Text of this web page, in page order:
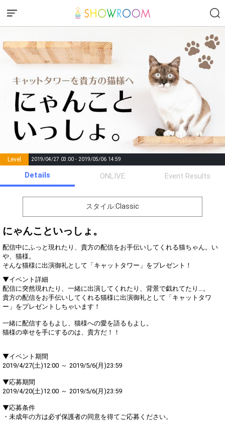
Level 2019/04/27 03:00 - 2019/05/06 14:59
Points List of Goal
number of
positions
Rema
Event Begins!
猫が大好きなあのおやつ獲
得！
3 300000
条件達成！
Gifting
Throw gifts to the stage and join
the live performance.
First, try throwing free Stars
Show Gold to purchase gifts
(available from 1 JPY)! When you
continue to send gifts to the
popularity ranking and your
ranking go up.
To cheer on performers, you can
send them gifts.
To send performers paid items,
you must use Show Gold.
Comments
You can post comments. Please
refrain from posting comments
Details ONLIVE Event Results
スタイル:Classic
にゃんこといっしょ。
配信中にふっと現れたり、貴方の配信をお手伝いしてくれる猫ちゃん。い
や、猫様。
そんな猫様に出演御礼として「キャットタワー」をプレゼント！
▼イベント詳細
配信に突然現れたり、一緒に出演してくれたり、背景で戯れてたり…。
貴方の配信をお手伝いしてくれる猫様に出演御礼として「キャットタワ
ー」をプレゼントしちゃいます！
一緒に配信するもよし、猫様への愛を語るもよし。
猫様の幸せを手にするのは、貴方だ！！
▼イベント期間
2019/4/27(土)12:00 ～ 2019/5/6(月)23:59
▼応募期間
2019/4/20(土)12:00 ～ 2019/5/6(月)23:59
▼応募条件
・未成年の方は必ず保護者の同意を得てご応募ください。